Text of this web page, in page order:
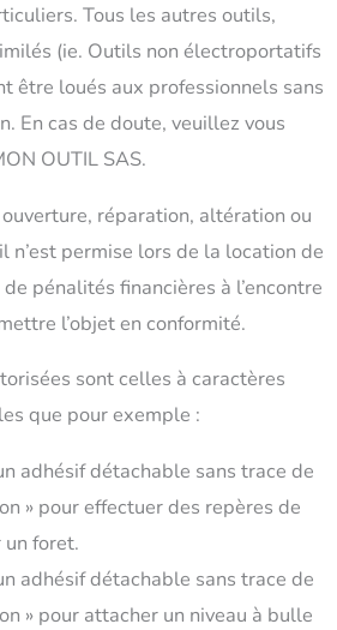
Tous les autres outils,
(ie. Outils non électroportatifs
être loués aux professionnels sans
En cas de doute, veuillez vous
OUTIL SAS.
réparation, altération ou
n’est permise lors de la location de
pénalités financières à l’encontre
l’objet en conformité.
sont celles à caractères
que pour exemple :
adhésif détachable sans trace de
» pour effectuer des repères de
foret.
adhésif détachable sans trace de
» pour attacher un niveau à bulle